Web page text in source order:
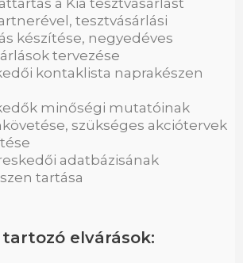
a Kia tesztvásárlást
tesztvásárlási
készítése, negyedéves
tervezése
kontaklista naprakészen
minőségi mutatóinak
szükséges akciótervek
adatbázisának
tartása
elvárások: